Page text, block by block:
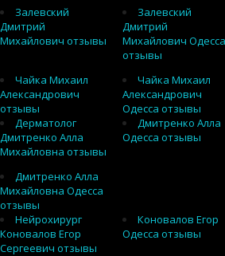
Залевский
Дмитрий
Михайлович отзывы
Залевский
Дмитрий
Михайлович Одесса
отзывы
Чайка Михаил
Александрович
отзывы
Чайка Михаил
Александрович
Одесса отзывы
Дерматолог
Дмитренко Алла
Михайловна отзывы
Дмитренко Алла
Одесса отзывы
Дмитренко Алла
Михайловна Одесса
отзывы
Нейрохирург
Коновалов Егор
Сергеевич отзывы
Коновалов Егор
Одесса отзывы